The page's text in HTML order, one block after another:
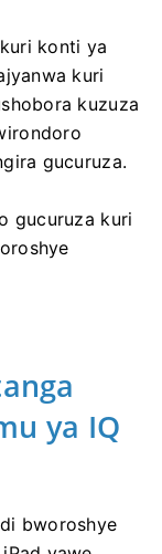
konti ya
kuri
kuzuza
gucuruza.
gucuruza kuri
ya IQ
bworoshye